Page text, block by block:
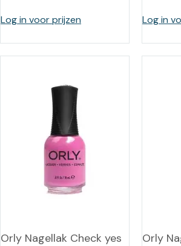
Log in voor prijzen Log in
Orly Nagellak Check yes
Orly